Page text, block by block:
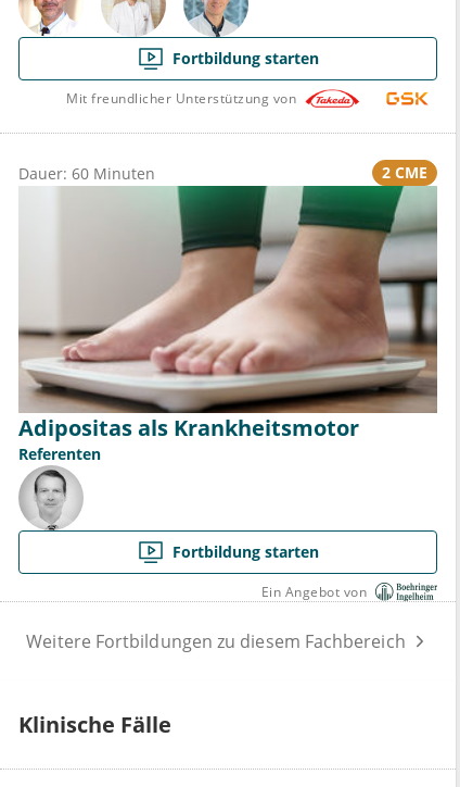
Fortbildung starten
Mit freundlicher Unterstützung von
Dauer: 60 Minuten 2 CME
Adipositas als Krankheitsmotor
Referenten
Fortbildung starten
Ein Angebot von
Weitere Fortbildungen zu diesem Fachbereich
Klinische Fälle